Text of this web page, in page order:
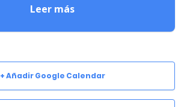
Leer más
+ Añadir Google Calendar